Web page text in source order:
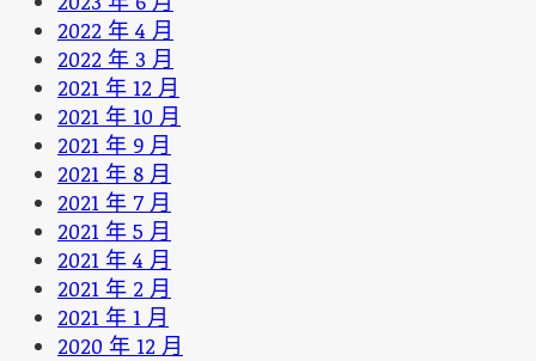
2022 年 4 月
2022 年 3 月
2021 年 12 月
2021 年 10 月
2021 年 9 月
2021 年 8 月
2021 年 7 月
2021 年 5 月
2021 年 4 月
2021 年 2 月
2021 年 1 月
2020 年 12 月